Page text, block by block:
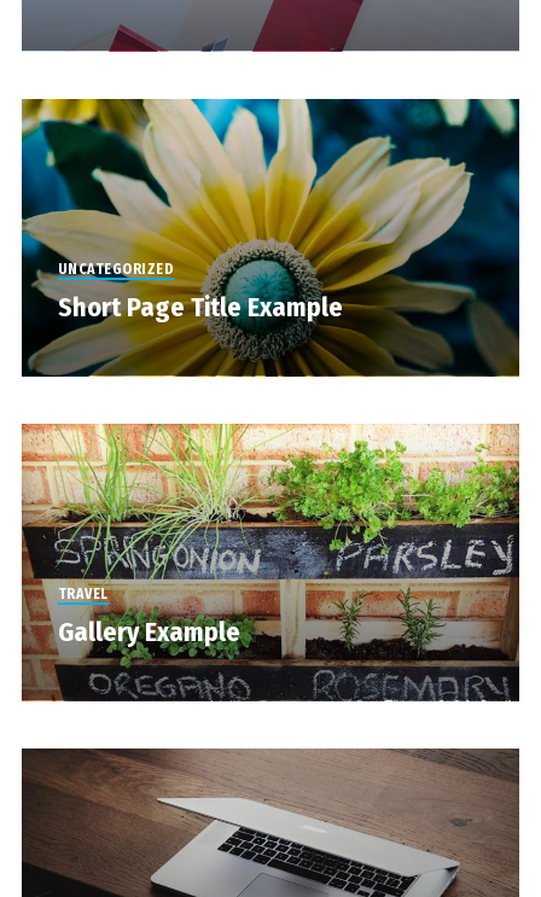
UNCATEGORIZED
Short Page Title Example
TRAVEL
Gallery Example